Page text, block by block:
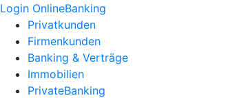
Login OnlineBanking
Privatkunden
Firmenkunden
Banking & Verträge
Immobilien
PrivateBanking